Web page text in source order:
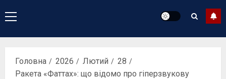
Головне
меню
Головна 2026 Лютий
28
Ракета «Фаттах»: що відомо про гіперзвукову